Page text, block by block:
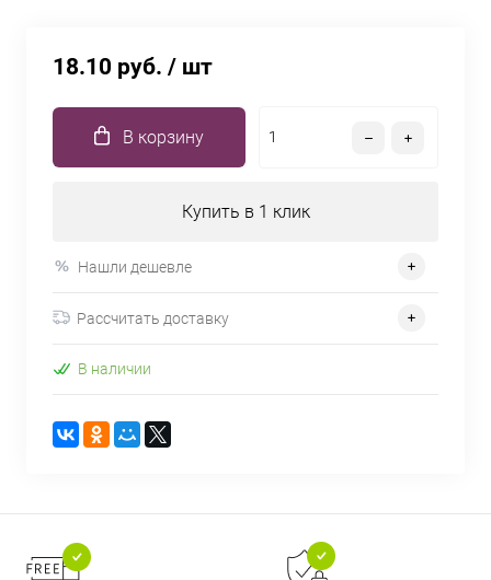
18.10 руб. / шт
В корзину
Купить в 1 клик
Нашли дешевле
Рассчитать доставку
В наличии